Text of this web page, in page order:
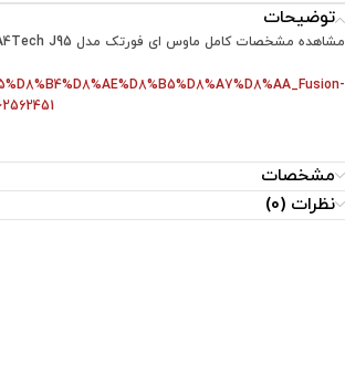
توضیحات
مشاهده مشخصات کامل ماوس ای فورتک مدل A4Tech J95 در لینک زیر :
مشخصات
نظرات (0)